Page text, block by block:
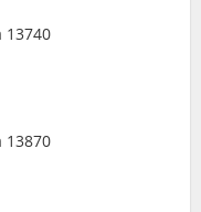
13740
13870